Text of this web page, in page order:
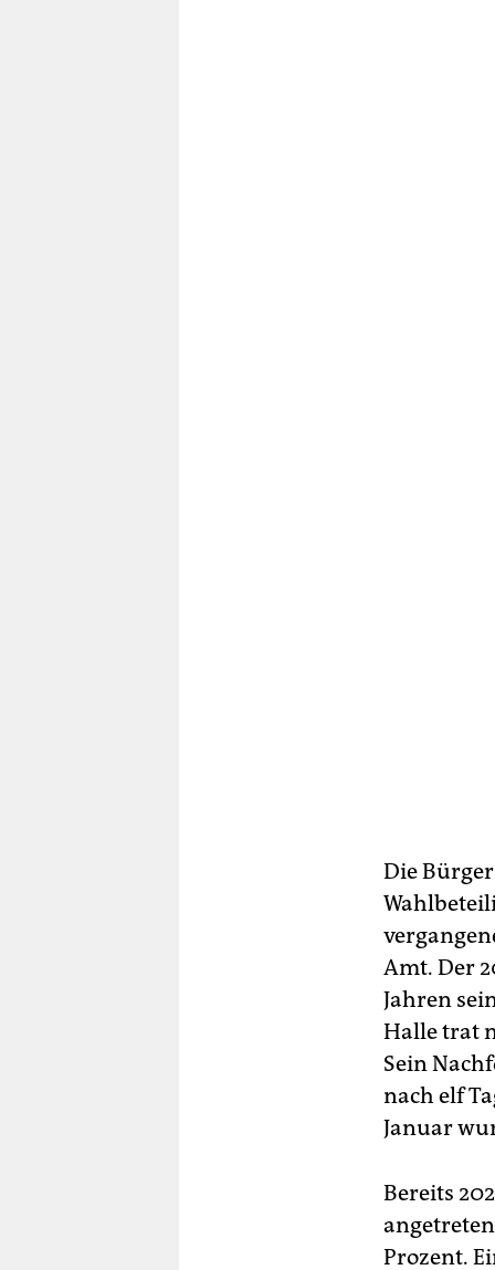
Die
Amt. Der
Jahren
Halle trat
Sein
nach elf
Januar
Bereits
Prozent.